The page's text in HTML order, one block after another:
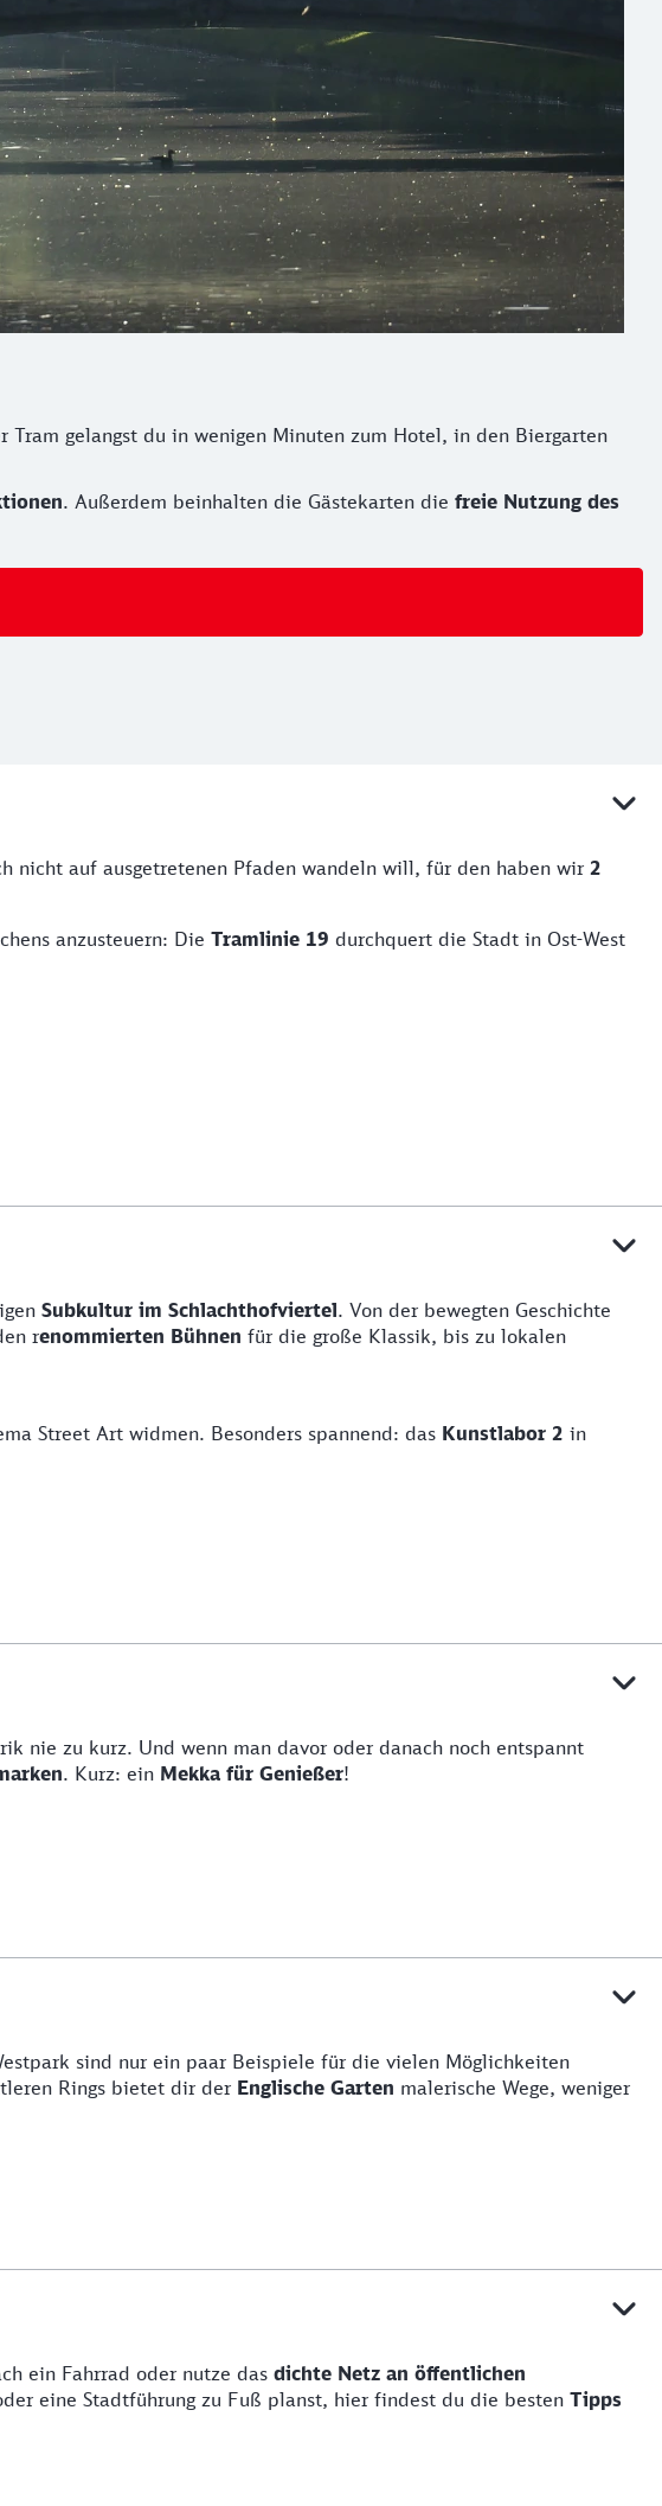
Tram gelangst du in wenigen Minuten zum Hotel, in den Biergarten
. Außerdem beinhalten die Gästekarten die freie Nutzung des
nicht auf ausgetretenen Pfaden wandeln will, für den haben wir 2
anzusteuern: Die Tramlinie 19 durchquert die Stadt in Ost-West
Subkultur im Schlachthofviertel. Von der bewegten Geschichte
renommierten Bühnen für die große Klassik, bis zu lokalen
Street Art widmen. Besonders spannend: das Kunstlabor 2 in
nie zu kurz. Und wenn man davor oder danach noch entspannt
. Kurz: ein Mekka für Genießer!
sind nur ein paar Beispiele für die vielen Möglichkeiten
Rings bietet dir der Englische Garten malerische Wege, weniger
ein Fahrrad oder nutze das dichte Netz an öffentlichen
eine Stadtführung zu Fuß planst, hier findest du die besten Tipps